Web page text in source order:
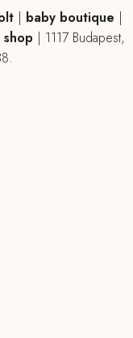
| baby boutique |
shop | 1117 Budapest,